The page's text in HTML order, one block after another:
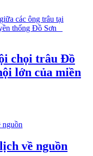
chọi trâu Đồ
lớn của miền
về nguồn